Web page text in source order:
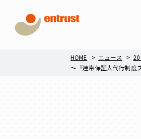
HOME ニュース
～『連帯保証人代行制度